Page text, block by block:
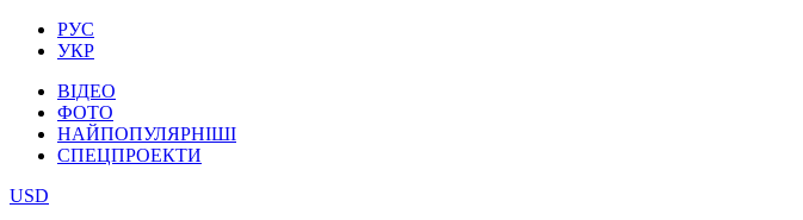
РУС
УКР
ВІДЕО
ФОТО
НАЙПОПУЛЯРНІШІ
СПЕЦПРОЕКТИ
USD